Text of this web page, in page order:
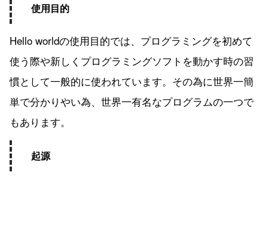
使用目的
Hello worldの使用目的では、プログラミングを初めて
使う際や新しくプログラミングソフトを動かす時の習
慣として一般的に使われています。その為に世界一簡
単で分かりやい為、世界一有名なプログラムの一つで
もあります。
起源